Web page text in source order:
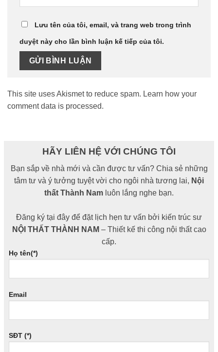
Lưu tên của tôi, email, và trang web trong trình
duyệt này cho lần bình luận kế tiếp của tôi.
This site uses Akismet to reduce spam. Learn how your
comment data is processed.
HÃY LIÊN HỆ VỚI CHÚNG TÔI
Bạn sắp về nhà mới và cần được tư vấn? Chia sẻ những
tâm tư và ý tưởng tuyệt vời cho ngôi nhà tương lai, Nội
thất Thành Nam luôn lắng nghe bạn.
Đăng ký tại đây để đặt lịch hẹn tư vấn bởi kiến trúc sư
NỘI THẤT THÀNH NAM – Thiết kế thi công nội thất cao
cấp.
Họ tên(*)
Email
SĐT (*)